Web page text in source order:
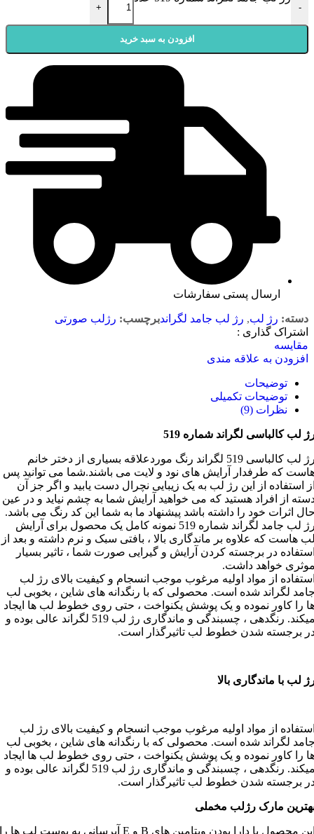
-
+
افزودن به سبد خرید
ارسال پستی سفارشات
دسته: رژ لب, رژ لب جامد لگراندبرچسب: رژلب صورتی
اشتراک گذاری :
مقایسه
افزودن به علاقه مندی
توضیحات
توضیحات تکمیلی
نظرات (9)
لب کالباسی لگراند شماره 519
رژ لب کالباسی 519 لگراند رنگ موردعلاقه بسیاری از دختر خانم
که طرفدار آرایش های نود و لایت می باشند.شما می توانید پس
استفاده از این رژ لب به یک زیبایی نچرال دست یابید و اگر جز آن
از افراد هستید که می خواهید آرایش شما به چشم نیاید و در عین
اثرات خود را داشته باشد پیشنهاد ما به شما این کد رنگ می باشد.
رژ لب جامد لگراند شماره 519 نمونه کامل یک محصول برای آرایش
هاست که علاوه بر ماندگاری بالا ، بافتی سبک و نرم داشته و بعد از
در برجسته کردن آرایش و گیرایی صورت شما ، تاثیر بسیار
خواهد داشت.
از مواد اولیه مرغوب موجب انسجام و کیفیت بالای رژ لب
لگراند شده است. محصولی که با رنگدانه های شاین ، بخوبی لب
را کاور نموده و یک پوشش یکنواخت ، حتی روی خطوط لب ها ایجاد
میکند. رنگدهی ، چسبندگی و ماندگاری رژ لب 519 لگراند عالی بوده و
برجسته شدن خطوط لب تاثیرگذار است.
لب با ماندگاری بالا
از مواد اولیه مرغوب موجب انسجام و کیفیت بالای رژ لب
لگراند شده است. محصولی که با رنگدانه های شاین ، بخوبی لب
را کاور نموده و یک پوشش یکنواخت ، حتی روی خطوط لب ها ایجاد
میکند. رنگدهی ، چسبندگی و ماندگاری رژ لب 519 لگراند عالی بوده و
برجسته شدن خطوط لب تاثیرگذار است.
مارک رژلب مخملی
این محصول با دارا بودن ویتامین های B و E آبرسانی به پوست لب ها را